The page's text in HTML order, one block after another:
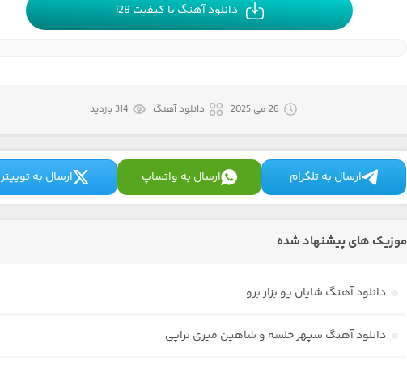
دانلود آهنگ با کیفیت 128
26 می 2025 دانلود آهنگ 314 بازدید
ارسال به تلگرام ارسال به واتساپ ارسال به توییتر
موزیک های پیشنهاد شده
دانلود آهنگ شایان یو بزار برو
دانلود آهنگ سپهر خلسه و شاهین میری تراپی